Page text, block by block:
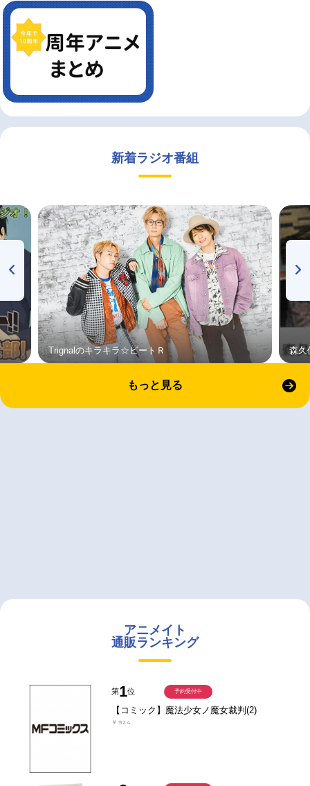
新着ラジオ番組
Trignalのキラキラ☆ビートＲ 森久
もっと見る
アニメイト
通販ランキング
第1位
【コミック】魔法少女ノ魔女裁判(2)
￥924
予約受付中